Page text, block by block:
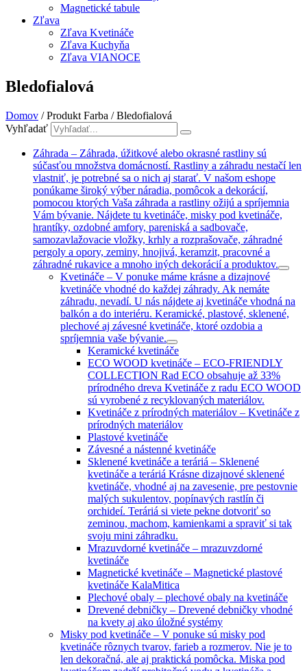
Magnetické tabule
Zľava
Zľava Kvetináče
Zľava Kuchyňa
Zľava VIANOCE
Bledofialová
Domov / Produkt Farba / Bledofialová
Vyhľadať
Záhrada – Záhrada, úžitkové alebo okrasné rastliny sú
súčasťou množstva domácností. Rastliny a záhradu nestačí len
vlastniť, je potrebné sa o nich aj starať. V našom eshope
ponúkame široký výber náradia, pomôcok a dekorácií,
pomocou ktorých Vaša záhrada a rastliny ožijú a spríjemnia
Vám bývanie. Nájdete tu kvetináče, misky pod kvetináče,
hrantíky, ozdobné amfory, pareniská a sadbovače,
samozavlažovacie vložky, krhly a rozprašovače, záhradné
pergoly a opory, zeminy, hnojivá, keramzit, pracovné a
záhradné rukavice a mnoho iných dekorácií a produktov.
Kvetináče – V ponuke máme krásne a dizajnové
kvetináče vhodné do každej záhrady. Ak nemáte
záhradu, nevadí. U nás nájdete aj kvetináče vhodná na
balkón a do interiéru. Keramické, plastové, sklenené,
plechové aj závesné kvetináče, ktoré ozdobia a
spríjemnia vaše bývanie.
Keramické kvetináče
ECO WOOD kvetináče – ECO-FRIENDLY
COLLECTION Rad ECO obsahuje až 33%
prírodného dreva Kvetináče z radu ECO WOOD
sú vyrobené z recyklovaných materiálov.
Kvetináče z prírodných materiálov – Kvetináče z
prírodných materiálov
Plastové kvetináče
Závesné a nástenné kvetináče
Sklenené kvetináče a teráriá – Sklenené
kvetináče a teráriá Krásne dizajnové sklenené
kvetináče, vhodné aj na zavesenie, pre pestovnie
malých sukulentov, popínavých rastlín či
orchideí. Teráriá si viete pekne dotvoriť so
zeminou, machom, kamienkami a spraviť si tak
svoju mini záhradku.
Mrazuvdorné kvetináče – mrazuvzdorné
kvetináče
Magnetické kvetináče – Magnetické plastové
kvetináče KalaMitica
Plechové obaly – plechové obaly na kvetináče
Drevené debničky – Drevené debničky vhodné
na kvety aj ako úložné systémy
Misky pod kvetináče – V ponuke sú misky pod
kvetináče rôznych tvarov, farieb a rozmerov. Nie je to
len dekoračná, ale aj praktická pomôcka. Miska pod